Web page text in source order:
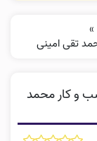
»
تقی امینی
و کار محمد